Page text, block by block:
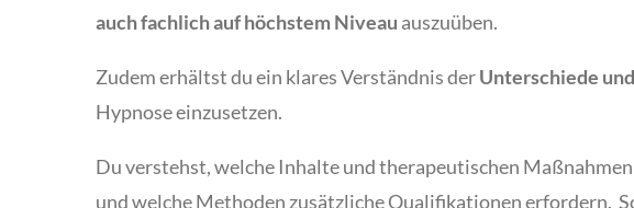
auch fachlich auf höchstem Niveau auszuüben.
Zudem erhältst du ein klares Verständnis derUnterschiede
Hypnose einzusetzen.
Du verstehst, welche Inhalte und therapeutischen
und welche Methoden zusätzliche Qualifikationen erfordern.